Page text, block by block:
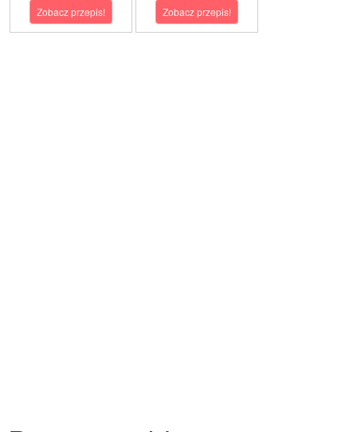
Zobacz przepis! Zobacz przepis!